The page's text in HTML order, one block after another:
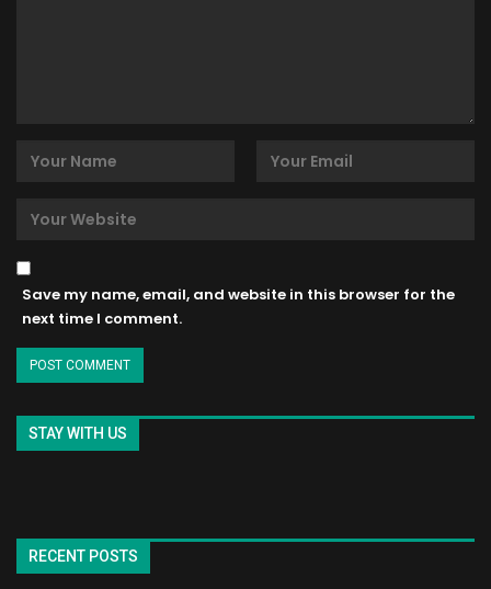
Save my name, email, and website in this browser for the
next time I comment.
STAY WITH US
RECENT POSTS